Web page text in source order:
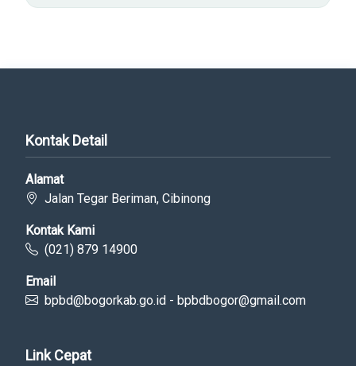
Kontak Detail
Alamat
Jalan Tegar Beriman, Cibinong
Kontak Kami
(021) 879 14900
Email
bpbd@bogorkab.go.id - bpbdbogor@gmail.com
Link Cepat